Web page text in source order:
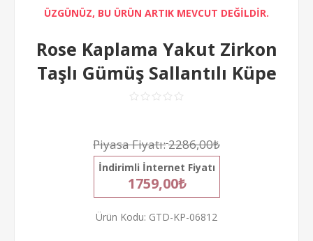
ÜZGÜNÜZ, BU ÜRÜN ARTIK MEVCUT DEĞİLDİR.
Rose Kaplama Yakut Zirkon
Taşlı Gümüş Sallantılı Küpe
Piyasa Fiyatı:2286,00₺
İndirimli İnternet Fiyatı
1759,00₺
Ürün Kodu: GTD-KP-06812